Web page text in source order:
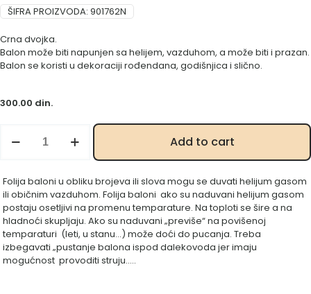
ŠIFRA PROIZVODA: 901762N
Crna dvojka.
Balon može biti napunjen sa helijem, vazduhom, a može biti i prazan.
Balon se koristi u dekoraciji rođendana, godišnjica i slično.
300.00 din.
dvojka
količina
Add to cart
Folija baloni u obliku brojeva ili slova mogu se duvati helijum gasom
ili običnim vazduhom. Folija baloni ako su naduvani helijum gasom
postaju osetljivi na promenu temparature. Na toploti se šire a na
hladnoći skupljaju. Ako su naduvani „previše“ na povišenoj
temparaturi (leti, u stanu…) može doći do pucanja. Treba
izbegavati „pustanje balona ispod dalekovoda jer imaju
mogućnost provoditi struju…..